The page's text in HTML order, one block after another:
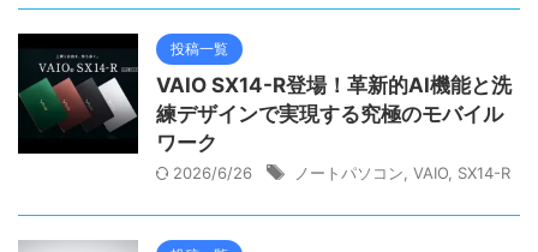
投稿一覧
VAIO SX14-R登場！革新的AI機能と洗
練デザインで実現する究極のモバイル
ワーク
2026/6/26 ノートパソコン VAIO SX14-R